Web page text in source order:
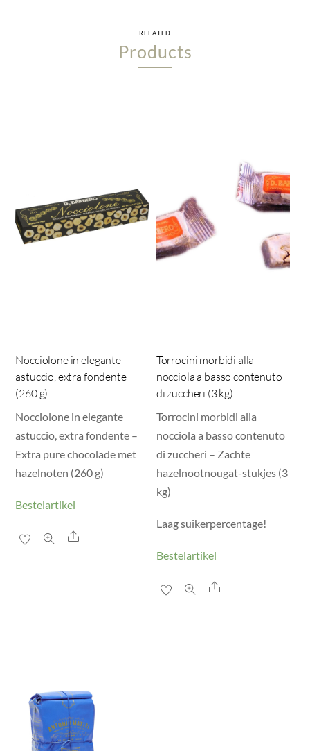
RELATED
Products
Nocciolone in elegante
astuccio, extra fondente
(260 g)
Nocciolone in elegante
astuccio, extra fondente –
Extra pure chocolade met
hazelnoten (260 g)
Bestelartikel
Share
Torrocini morbidi alla
nocciola a basso contenuto
di zuccheri (3 kg)
Torrocini morbidi alla
nocciola a basso contenuto
di zuccheri – Zachte
hazelnootnougat-stukjes (3
kg)
Laag suikerpercentage!
Bestelartikel
Share